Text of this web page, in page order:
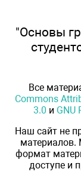
"Основы
Все
Commons
3.0 и GNU
Наш сайт не
материалов.
формат
доступе и